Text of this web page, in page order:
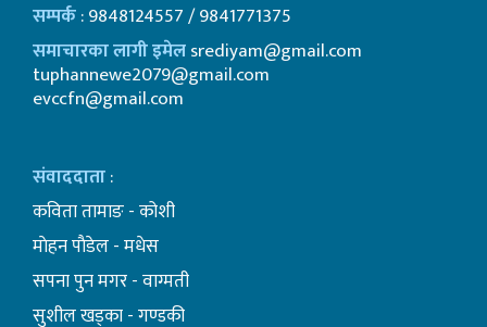
सम्पर्क: 9848124557 / 9841771375
समाचारका लागी इमेलsrediyam@gmail.com
tuphannewe2079@gmail.com
evccfn@gmail.com
संवाददाता:
कविता तामाङ - कोशी
माेहन पाैडेल - मधेस
सपना पुन मगर - वाग्मती
सुशील खड्का - गण्डकी